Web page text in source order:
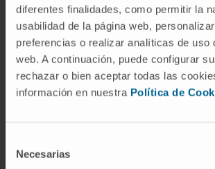
diferentes finalidades, como permitir la
usabilidad de la página web,
preferencias o realizar analíticas de uso
web. A continuación, puede configurar
rechazar o bien aceptar todas las
información en nuestra Política de
Necesarias
ABOUT CIMA
Who we are
Research Center of the Clinica
Campus of the Universidad de Navarra